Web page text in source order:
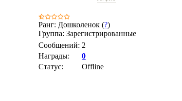
Ранг: Дошколенок (?)
Группа: Зарегистрированные
Сообщений: 2
Награды:
0
Статус:
Offline